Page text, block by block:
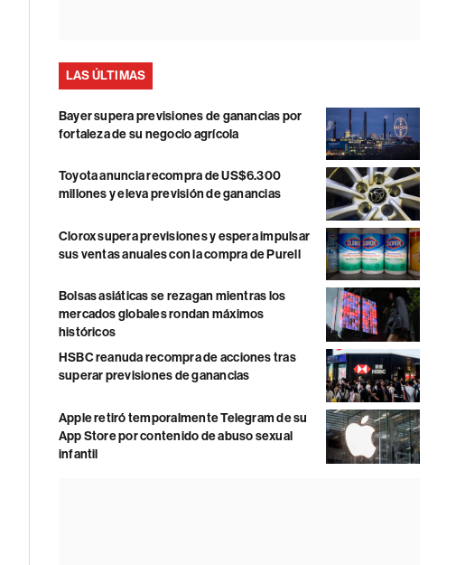
LAS ÚLTIMAS
Bayer supera previsiones de ganancias por
fortaleza de su negocio agrícola
Toyota anuncia recompra de US$6.300
millones y eleva previsión de ganancias
Clorox supera previsiones y espera impulsar
sus ventas anuales con la compra de Purell
Bolsas asiáticas se rezagan mientras los
mercados globales rondan máximos
históricos
HSBC reanuda recompra de acciones tras
superar previsiones de ganancias
Apple retiró temporalmente Telegram de su
App Store por contenido de abuso sexual
infantil